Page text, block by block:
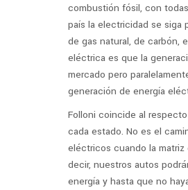
combustión fósil, con
país la electricidad se siga
de gas natural, de carbón,
eléctrica es que la
mercado pero
generación de energía
Folloni coincide al
cada estado. No es el
eléctricos cuando la
decir, nuestros autos
energía y hasta que no